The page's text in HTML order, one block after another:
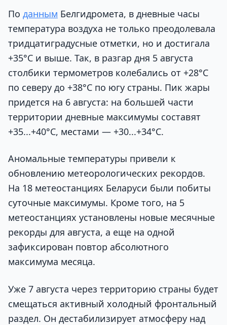
По данным Белгидромета, в дневные часы
температура воздуха не только преодолевала
тридцатиградусные отметки, но и достигала
+35°С и выше. Так, в разгар дня 5 августа
столбики термометров колебались от +28°С
по северу до +38°С по югу страны. Пик жары
придется на 6 августа: на большей части
территории дневные максимумы составят
+35...+40°С, местами — +30...+34°С.
Аномальные температуры привели к
обновлению метеорологических рекордов.
На 18 метеостанциях Беларуси были побиты
суточные максимумы. Кроме того, на 5
метеостанциях установлены новые месячные
рекорды для августа, а еще на одной
зафиксирован повтор абсолютного
максимума месяца.
Уже 7 августа через территорию страны будет
смещаться активный холодный фронтальный
раздел. Он дестабилизирует атмосферу над